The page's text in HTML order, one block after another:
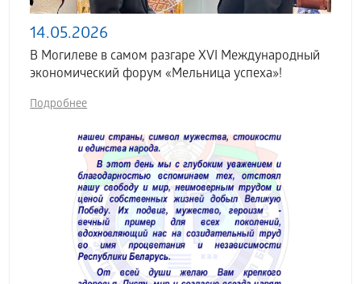
14.05.2026
В Могилеве в самом разгаре XVI Международный
экономический форум «Мельница успеха»!
Подробнее